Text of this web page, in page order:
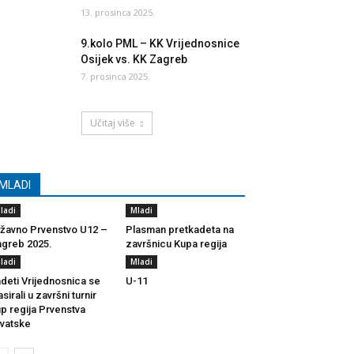
13. prosinca 2025.
9.kolo PML – KK Vrijednosnice
Osijek vs. KK Zagreb
7. prosinca 2025.
Učitaj više
MLADI
Prvenstvo U12 –
2025.
Mladi
Plasman pretkadeta na
završnicu Kupa regija
Vrijednosnica se
u završni turnir
regija Prvenstva
Mladi
U-11